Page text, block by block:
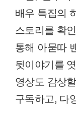
배우 특집의
스토리를 확
통해 아묻따
뒷이야기를
영상도 감상
구독하고, 다